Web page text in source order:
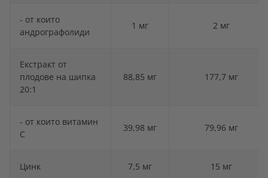
- от които
андрографолиди
1 мг 2 мг
Екстракт от
плодове на шипка
20:1
88,85 мг 177,7 мг
- от които витамин
C
39,98 мг 79,96 мг
Цинк 7,5 мг 15 мг